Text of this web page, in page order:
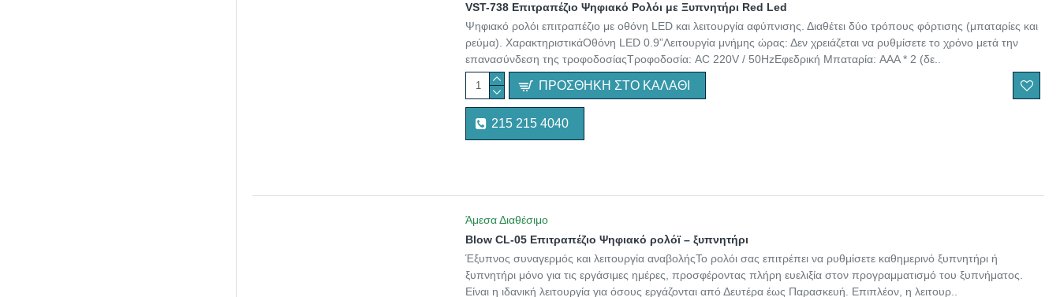
VST-738 Επιτραπέζιο Ψηφιακό Ρολόι με Ξυπνητήρι Red Led
Ψηφιακό ρολόι επιτραπέζιο με οθόνη LED και λειτουργία αφύπνισης. Διαθέτει δύο τρόπους φόρτισης (μπαταρίες και
ρεύμα). ΧαρακτηριστικάΟθόνη LED 0.9”Λειτουργία μνήμης ώρας: Δεν χρειάζεται να ρυθμίσετε το χρόνο μετά την
επανασύνδεση της τροφοδοσίαςΤροφοδοσία: AC 220V / 50HzΕφεδρική Μπαταρία: AAA * 2 (δε..
ΠΡΟΣΘΉΚΗ ΣΤΟ ΚΑΛΆΘΙ
215 215 4040
Άμεσα Διαθέσιμο
Blow CL-05 Επιτραπέζιο Ψηφιακό ρολόϊ – ξυπνητήρι
Έξυπνος συναγερμός και λειτουργία αναβολήςΤο ρολόι σας επιτρέπει να ρυθμίσετε καθημερινό ξυπνητήρι ή
ξυπνητήρι μόνο για τις εργάσιμες ημέρες, προσφέροντας πλήρη ευελιξία στον προγραμματισμό του ξυπνήματος.
Είναι η ιδανική λειτουργία για όσους εργάζονται από Δευτέρα έως Παρασκευή. Επιπλέον, η λειτουρ..